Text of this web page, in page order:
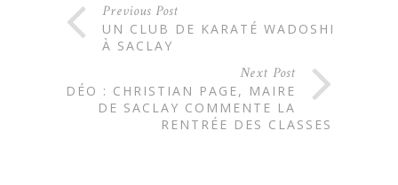
Previous Post
UN CLUB DE KARATÉ WADOSHIN
À SACLAY
Next Post
VIDÉO : CHRISTIAN PAGE, MAIRE
DE SACLAY COMMENTE LA
RENTRÉE DES CLASSES